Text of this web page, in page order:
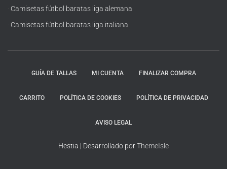
· Camisetas fútbol baratas liga alemana
· Camisetas fútbol baratas liga italiana
GUÍA DE TALLAS MI CUENTA FINALIZAR COMPRA
CARRITO POLÍTICA DE COOKIES POLÍTICA DE PRIVACIDAD
AVISO LEGAL
Hestia | Desarrollado porThemeIsle